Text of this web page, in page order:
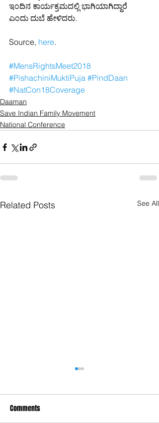
ಇಂದಿನ ಕಾರ್ಯಕ್ರಮದಲ್ಲಿ ಭಾಗಿಯಾಗಿದ್ದಾರೆ
ಎಂದು ದುಬೆ ಹೇಳಿದರು.
Source, here.
#MensRightsMeet2018
#PishachiniMuktiPuja #PindDaan
#NatCon18Coverage
Daaman
Save Indian Family Movement
National Conference
Related Posts See All
Comments